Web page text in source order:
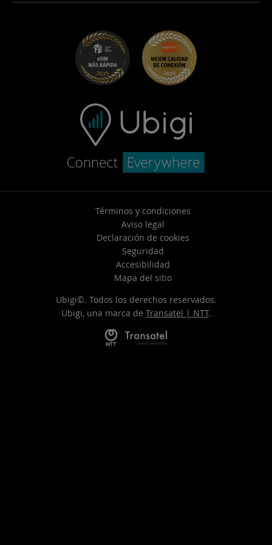
Ubigi para Maserati
Solucion de problemas
Centro de ayuda
Soporte de contacto
Términos y condiciones
Aviso legal
Declaración de cookies
Seguridad
Accesibilidad
Mapa del sitio
Ubigi©. Todos los derechos reservados.
Ubigi, una marca de Transatel | NTT.